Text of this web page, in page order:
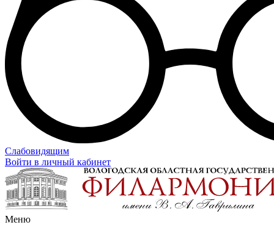
Слабовидящим
Войти в личный кабинет
Меню